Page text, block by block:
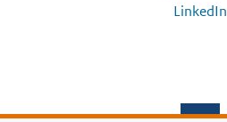
LinkedIn